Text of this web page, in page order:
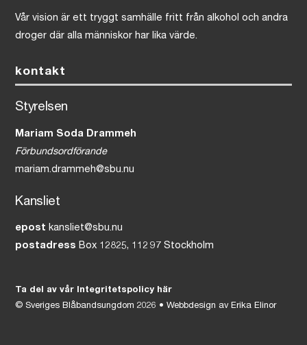
Vår vision är ett tryggt samhälle fritt från alkohol och andra
droger där alla människor har lika värde.
kontakt
Styrelsen
Mariam Soda Drammeh
Förbundsordförande
mariam.drammeh@sbu.nu
Kansliet
epostkansliet@sbu.nu
postadress Box 12825, 112 97 Stockholm
Ta del av vår Integritetspolicy här
©Sveriges Blåbandsungdom 2026 • Webbdesign avErika Elinor